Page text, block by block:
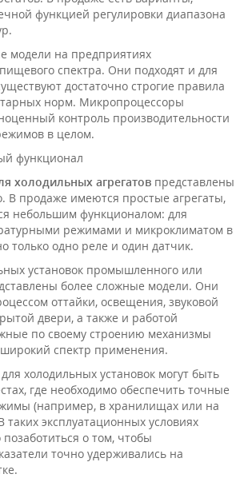
функцией регулировки диапазона
модели на предприятиях
спектра. Они подходят и для
достаточно строгие правила
норм. Микропроцессоры
контроль производительности
в целом.
функционал
холодильных агрегатов представлены
В продаже имеются простые агрегаты,
небольшим функционалом: для
режимами и микроклиматом в
только одно реле и один датчик.
установок промышленного или
более сложные модели. Они
оттайки, освещения, звуковой
двери, а также и работой
по своему строению механизмы
спектр применения.
холодильных установок могут быть
где необходимо обеспечить точные
(например, в хранилищах или на
таких эксплуатационных условиях
о том, чтобы
точно удерживались на